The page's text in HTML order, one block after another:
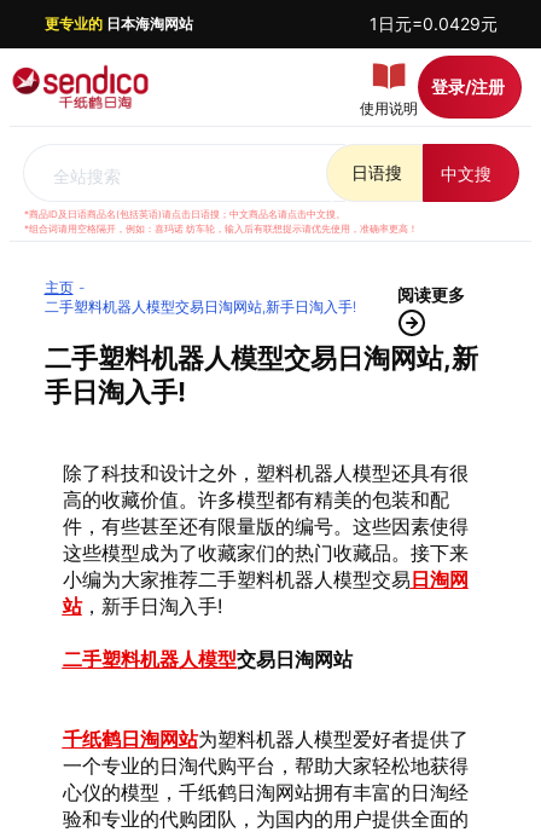
更专业的日本海淘网站 1日元=0.0429元
使用说明
登录/注册
全站搜索 日语搜 中文搜
*商品ID及日语商品名(包括英语)请点击日语搜；中文商品名请点击中文搜。
*组合词请用空格隔开，例如：喜玛诺 纺车轮，输入后有联想提示请优先使用，准确率更高！
主页
二手塑料机器人模型交易日淘网站,新手日淘入手!
阅读更多
二手塑料机器人模型交易日淘网站,新
手日淘入手!
除了科技和设计之外，塑料机器人模型还具有很
高的收藏价值。许多模型都有精美的包装和配
件，有些甚至还有限量版的编号。这些因素使得
这些模型成为了收藏家们的热门收藏品。接下来
小编为大家推荐二手塑料机器人模型交易 日淘网
站，新手日淘入手!
二手塑料机器人模型交易日淘网站
千纸鹤日淘网站为塑料机器人模型爱好者提供了
一个专业的日淘代购平台，帮助大家轻松地获得
心仪的模型，千纸鹤日淘网站拥有丰富的日淘经
验和专业的代购团队，为国内的用户提供全面的